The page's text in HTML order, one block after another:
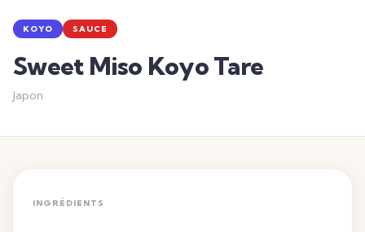
KOYO SAUCE
Sweet Miso Koyo Tare
Japon
INGRÉDIENTS